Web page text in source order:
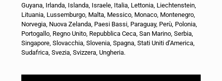
Guyana, Irlanda, Islanda, Israele, Italia, Lettonia, Liechtenstein,
Lituania, Lussemburgo, Malta, Messico, Monaco, Montenegro,
Norvegia, Nuova Zelanda, Paesi Bassi, Paraguay, Perù, Polonia,
Portogallo, Regno Unito, Repubblica Ceca, San Marino, Serbia,
Singapore, Slovacchia, Slovenia, Spagna, Stati Uniti d’America,
Sudafrica, Svezia, Svizzera, Ungheria.